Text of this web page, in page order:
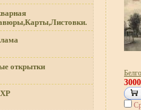
открытки